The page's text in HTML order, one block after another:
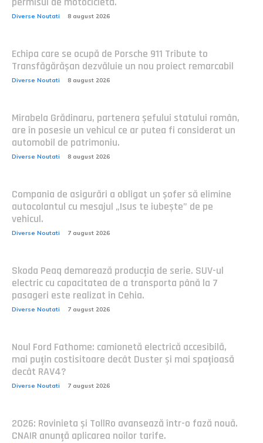
Diverse Noutati 8 august 2026
Echipa care se ocupă de Porsche 911 Tribute to
Transfăgărășan dezvăluie un nou proiect remarcabil
Diverse Noutati 8 august 2026
Mirabela Grădinaru, partenera șefului statului român,
are în posesie un vehicul ce ar putea fi considerat un
automobil de patrimoniu.
Diverse Noutati 8 august 2026
Compania de asigurări a obligat un șofer să elimine
autocolantul cu mesajul „Isus te iubește” de pe
vehicul.
Diverse Noutati 7 august 2026
Skoda Peaq demarează producția de serie. SUV-ul
electric cu capacitatea de a transporta până la 7
pasageri este realizat în Cehia.
Diverse Noutati 7 august 2026
Noul Ford Fathome: camionetă electrică accesibilă,
mai puțin costisitoare decât Duster și mai spațioasă
decât RAV4?
Diverse Noutati 7 august 2026
2026: Rovinieta și TollRo avansează într-o fază nouă.
CNAIR anunță aplicarea noilor tarife.